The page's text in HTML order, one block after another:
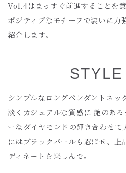
Vol.4はまっすぐ前進することを
ポジティブなモチーフで装いに力
紹介します。
シンプルなロングペンダントネッ
淡くカジュアルな質感に 艶のあ
ーなダイヤモンドの輝き合わせて
にはブラックパールも忍ばせ、上
ディネートを楽しんで。